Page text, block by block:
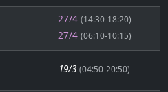
27/4 (14:30-18:20)
27/4 (06:10-10:15)
19/3 (04:50-20:50)